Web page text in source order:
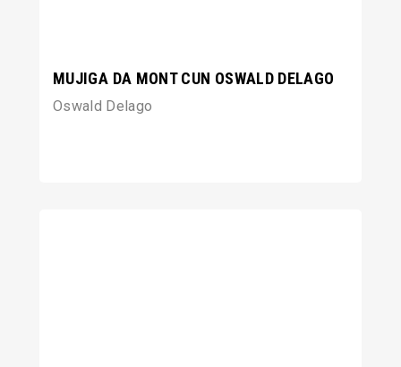
MUJIGA DA MONT CUN OSWALD DELAGO
Oswald Delago